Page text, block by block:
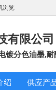
浏览
有限公司
镀分色油墨,
绍 供应产